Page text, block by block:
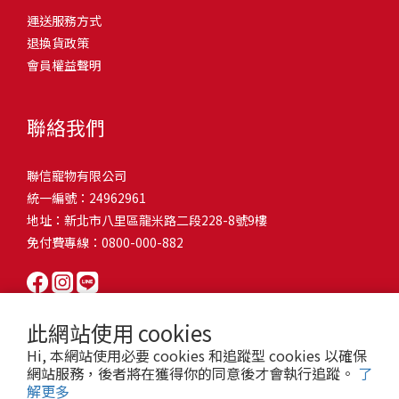
此網站使用 cookies
Hi, 本網站使用必要 cookies 和追蹤型 cookies 以確保
網站服務，後者將在獲得你的同意後才會執行追蹤。 了
解更多
和獨立能力。 幼犬訓練常見問題Q1: 幾個月大的幼犬最適合開始訓
練？A: 訓練可從幼犬到家首日開始（約8-10週大）。3-16週是社會
化黃金期，每次訓練控制在5-10分鐘內。Q2: 幼犬如廁訓練需要多久
屬啃咬玩具作替代品，發現不當啃咬時堅定說「不」，並引導至適
尿尿？A: 建立固定如廁時間表，成功時立即獎勵。限制活動範圍並
密切監督。意外發生時不責罵，使用專用除臭劑徹底清理。Q5: 幼犬
一直吠叫怎麼辦？A: 找出原因（尋求注意力、警戒、焦慮）。訓練
「安靜」指令，停止吠叫時獎勵。避免對吠叫作出反應，確保充分
向獎勵比懲罰更有效且健康。懲罰可能導致恐懼或攻擊行為，破壞
狗狗怎麼辦？A: 循序漸進社交化，從友善成犬開始。不強迫互動，
正面經驗後給予獎勵。考慮參加專業幼犬社交課程。Q8: 幼犬分離焦
慮要如何處理？A: 練習短暫分離，逐漸延長。離開和返家時保持低
調。提供能分散注意力的玩具，建立可預測的離家儀式。每隻幼犬
熱，水分流失快，腸道可能變得敏感，導致糞便變軟或拉稀。如果
換季時沒有適當調整環境，貓咪的腸胃就可能跟著「鬧脾氣」。冬
天注意保暖，提供暖墊、厚毯，避免冷風直吹。夏天補充水分，可
像是開冷氣又突然關掉，容易讓貓咪腸胃受影響。重點提醒：換季
時，記得關心貓咪的腸胃狀況，適當調整環境，幫助毛孩適應！ 貓
有血絲、異味特別重，那就要小心可能是 寄生蟲感染（如蛔蟲、鈎
蟲、球蟲）或腸胃炎、腸道疾病。這類情況會影響營養吸收，長期
下來甚至可能造成貓咪消瘦、免疫力下降。定期驅蟲（幼貓建議每
月一次，成貓每 3~6 個月一次）。觀察貓咪精神狀態，如果還伴隨
嘔吐、食慾下降，務必儘早就醫。重點提醒：如果貓咪拉肚子超過 2
天，或糞便異常，應立即帶去獸醫院檢查！ 貓咪拉肚子原因5. 情緒
壓力影響腸胃壓力不只影響人類，也會影響貓咪的腸胃！過度緊
張、焦慮、驚嚇（如煙火聲、大聲喧嘩），都可能讓貓咪拉肚子。
尤其是個性敏感的貓咪，對變化的適應力比較低，壓力一大，腸胃
就先「罷工」。減少壓力來源，盡量讓貓咪的作息固定。給貓咪陪
活中輕鬆改善看到滿屋子的貓毛是不是很抓狂？別擔心！其實只要
透過一些簡單的日常照護方式，就能有效減少貓咪掉毛情況。從梳
毛、洗澡到增加互動和營養調整，這些小撇步不僅能幫助貓咪維持
行動吧！ 預防貓掉毛方法1：勤勞梳毛養貓必備神器就是各種梳子
啦！勤勞梳毛是最直接有效的掉毛控制方法。定期梳理可以幫貓咪
髮打結和皮膚問題。建議週期：短毛貓每週梳1-2次，長毛貓則建議
2-3天梳一次。挑選合適的梳具也很重要，可以準備橡膠刷、鬃毛刷
或專用脫毛梳，依照毛質選擇。記得將梳毛變成愉快的日常儀式，
不僅能增加你們的互動時間，也讓貓咪享受被梳理的舒適感！預防
貓掉毛方法2：定期洗澡「貓咪會自己清潔，不需要洗澡」這個想法
其實不完全正確哦！適當的洗澡能幫助貓咪清除死毛和皮屑，減少
澡頻率不宜過高，一般室內貓咪1-3個月洗一次就足夠，過度洗澡反
而會造成皮膚乾燥。選擇專為貓咪設計的溫和洗毛精，洗後一定要
完全吹乾，避免濕毛造成皮膚問題。如果貓咪特別害怕洗澡，可以
的紙箱。建議一開始可以購買單價較低的入門款，觀察一下貓咪的
使用狀況，再考慮購買「豪宅」！ 項目費用用品貓碗$300貓窩
$500貓跳台$1,500貓砂盆$500貓抓板$300外出籠$1,000一次性養貓
咪是非常需要安全感的動物，可以準備一個專屬他的「寶座」，當
花費3：貓跳台貓咪雖然不需要外出進行放電，但在家中還是需要擺
放高度適合的貓跳台提供貓咪玩耍，貓跳台與貓窩相同，能給予貓
咪對於環境的安全感。一次性養貓用品相關花費4：貓砂盆貓咪排泄
用品，可選擇合適貓咪體型大小，不宜過小。一次性養貓用品相關
想，需要準備一個能夠讓牠們放肆磨爪的貓抓板。一次性養貓用品
時，外出籠就非常重要，平常也可以適度讓貓咪適應外出籠，避免
緊急情況時，貓咪過度抗拒。總結來說貓咪在健康及用品的一次性
費用大約落在 $ 7900~ $ 11600不等。雖說金額看起來不少，但以上
運送服務方式
退換貨政策
會員權益聲明
聯絡我們
聯信寵物有限公司
統一編號：24962961
地址：新北市八里區龍米路二段228-8號9樓
免付費專線：0800-000-882